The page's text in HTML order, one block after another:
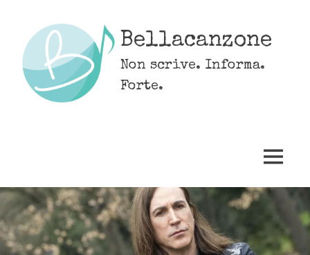
content
Bellacanzone
Non scrive. Informa.
Forte.
MENU